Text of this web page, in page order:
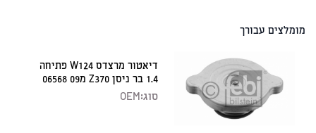
מומלצים עבורך
דיאטור מרצדס W124 פתיחה
1.4 בר ניסן Z370 מ09 06568
סוג:OEM